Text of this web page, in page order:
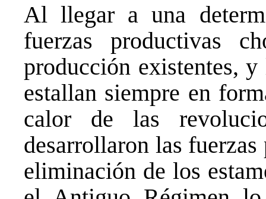
Al llegar a una
fuerzas productivas
producción existentes,
estallan siempre en
calor de las
desarrollaron las
eliminación de los